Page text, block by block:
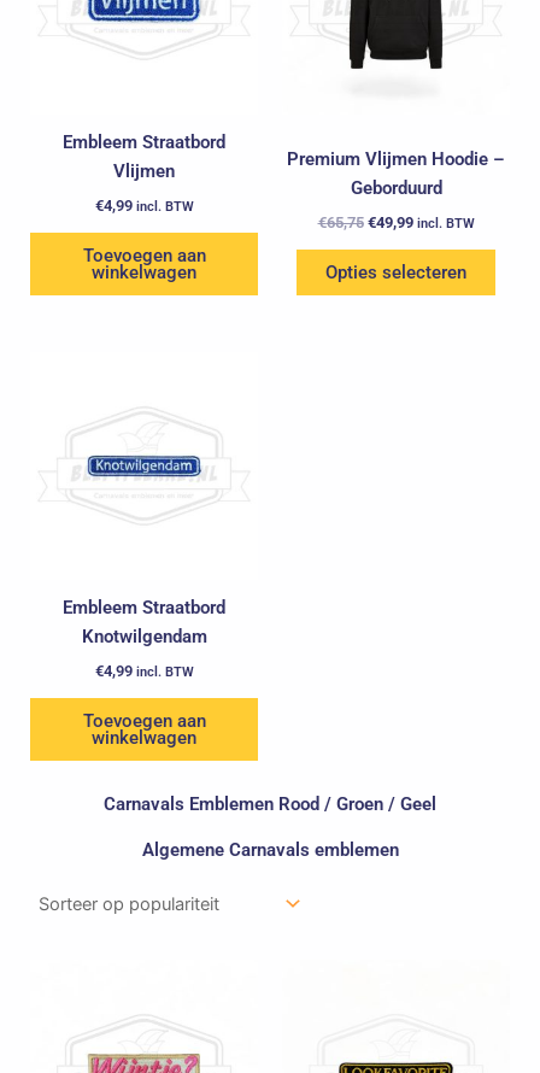
Embleem Straatbord
Vlijmen
€4,99 incl. BTW
Toevoegen aan
winkelwagen
Premium Vlijmen Hoodie –
Geborduurd
€65,75 €49,99 incl. BTW
Opties selecteren
variaties.
Deze
optie
worden
op
de
productpagina
Embleem Straatbord
Knotwilgendam
€4,99 incl. BTW
Toevoegen aan
winkelwagen
Carnavals Emblemen Rood / Groen / Geel
Algemene Carnavals emblemen